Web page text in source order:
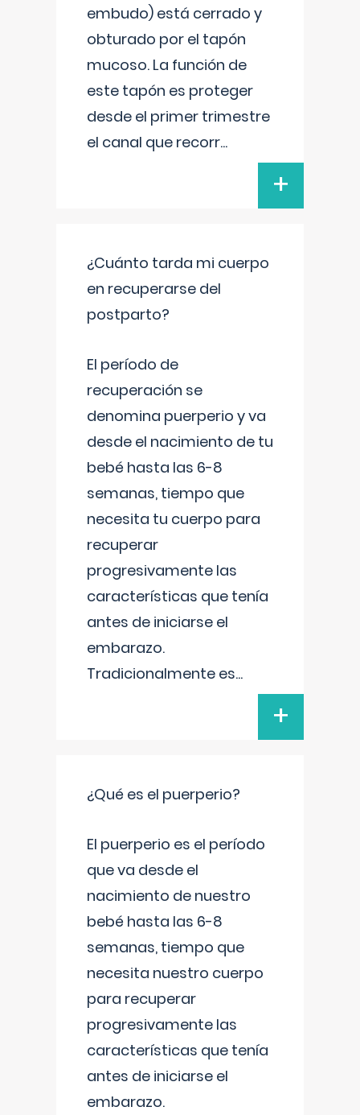
embudo) está cerrado y
obturado por el tapón
mucoso. La función de
este tapón es proteger
desde el primer trimestre
el canal que recorr...
+
¿Cuánto tarda mi cuerpo
en recuperarse del
postparto?
El período de
recuperación se
denomina puerperio y va
desde el nacimiento de tu
bebé hasta las 6-8
semanas, tiempo que
necesita tu cuerpo para
recuperar
progresivamente las
características que tenía
antes de iniciarse el
embarazo.
Tradicionalmente es...
+
¿Qué es el puerperio?
El puerperio es el período
que va desde el
nacimiento de nuestro
bebé hasta las 6-8
semanas, tiempo que
necesita nuestro cuerpo
para recuperar
progresivamente las
características que tenía
antes de iniciarse el
embarazo.